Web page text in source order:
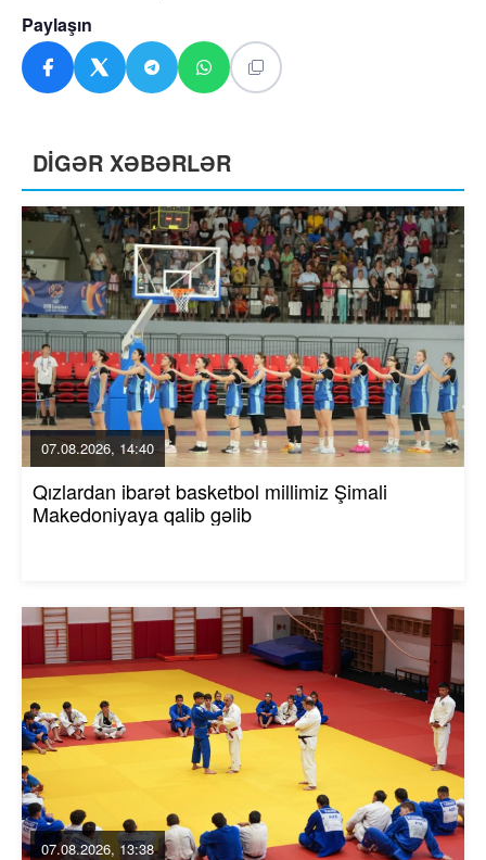
Paylaşın
DİGƏR XƏBƏRLƏR
07.08.2026, 14:40
Qızlardan ibarət basketbol millimiz Şimali
Makedoniyaya qalib gəlib
07.08.2026, 13:38